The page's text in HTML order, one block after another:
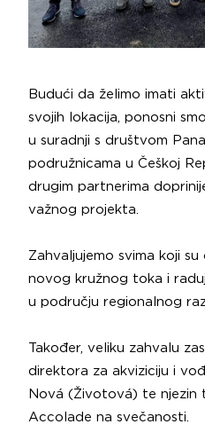
Budući da želimo imati
svojih lokacija, ponosni
u suradnji s društvom
podružnicama u Češkoj
drugim partnerima
važnog projekta.
Zahvaljujemo svima koji
novog kružnog toka i
u području regionalnog
Također, veliku zahvalu
direktora za akviziciju i
Nová (Životová) te njezin
Accolade na svečanosti.